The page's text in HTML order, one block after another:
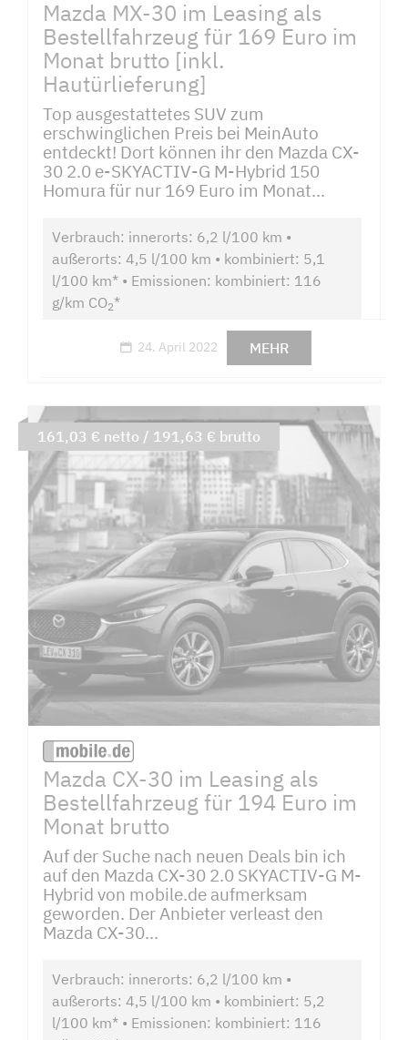
Mazda MX-30 im Leasing als
Bestellfahrzeug für 169 Euro im
Monat brutto [inkl.
Hautürlieferung]
Top ausgestattetes SUV zum
erschwinglichen Preis bei MeinAuto
entdeckt! Dort können ihr den Mazda CX-
30 2.0 e-SKYACTIV-G M-Hybrid 150
Homura für nur 169 Euro im Monat...
Verbrauch: innerorts: 6,2 l/100 km •
außerorts: 4,5 l/100 km • kombiniert: 5,1
l/100 km* • Emissionen: kombiniert: 116
g/km CO2*
24. April 2022 MEHR
Mazda CX-30 im Leasing als
Bestellfahrzeug für 194 Euro im
Monat brutto
Auf der Suche nach neuen Deals bin ich
auf den Mazda CX-30 2.0 SKYACTIV-G M-
Hybrid von mobile.de aufmerksam
geworden. Der Anbieter verleast den
Mazda CX-30...
Verbrauch: innerorts: 6,2 l/100 km •
außerorts: 4,5 l/100 km • kombiniert: 5,2
l/100 km* • Emissionen: kombiniert: 116
161,03 € netto / 191,63 € brutto